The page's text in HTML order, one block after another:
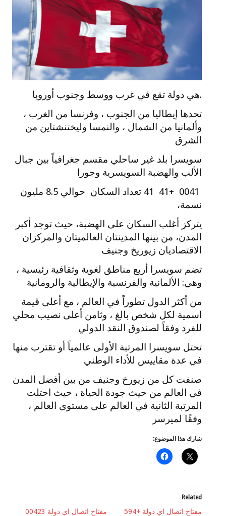
.هي دولة تقع في غرب ووسط وجنوب أوروبا
تحدها إيطاليا من الجنوب ، وفرنسا من الغرب ،
وألمانيا من الشمال ، والنمسا وليختنشتاين من
الشرق
سويسرا بلد غير ساحلي مقسم جغرافياً بين جبال
الألب والهضبة السويسرية وجورا
0041 +41 41 تعداد السكان حوالي 8.5 مليون
نسمة،
يتركز أغلب السكان على الهضبة، حيث توجد أكبر
المدن، من بينها المدينتان العالميتان والمركزان
الاقتصاديان زيوريخ وجنيف
تضم سويسرا أربع مناطق لغوية وثقافية رئيسية ،
وهي: الألمانية والفرنسية والإيطالية والرومانية
من أكثر الدول تطوراً في العالم ، مع أعلى قيمة
اسمية لكل شخص بالغ ، وثامن أعلى نصيب محلي
للفرد وفقاً لصندوق النقد الدولي
تحتل سويسرا المرتبة الأولى عالمياً أو تقترب منها
في عدة مقاييس للأداء الوطني
صنفت كل من زيورخ وجنيف من بين أفضل المدن
في العالم من حيث جودة الحياة ، حيث احتلت
المرتبة الثانية في العالم على مستوى العالم ،
وفقًا لميرسر
شارك هذا الموضوع:
Related
مفتاح اتصال اي دولة +594
مفتاح اتصال اي دولة 00423